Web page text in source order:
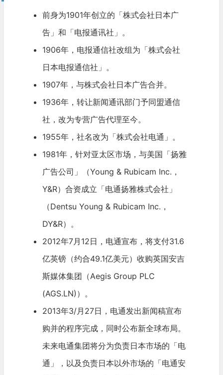
前身为1901年创立的「株式会社日本广
告」和「电报通讯社」。
1906年，电报通信社改组为「株式会社
日本电报通信社」。
1907年，与株式会社日本广告合并。
1936年，转让新闻通讯部门予同盟通信
社，改为专营广告代理至今。
1955年，社名改为「株式会社电通」。
1981年，针对亚太区市场，与美国「扬雅
广告公司」（Young & Rubicam Inc.，
Y&R）合资成立「电通扬雅株式会社」
（Dentsu Young & Rubicam Inc.，
DY&R）。
2012年7月12日，电通宣布，将支付31.6
亿英镑（约合49.1亿美元）收购英国安吉
斯媒体集团（Aegis Group PLC
(AGS.LN)）。
2013年3/月27日，电通发出新闻稿宣布
购并的程序完成，同时公布新全球布局。
未来电通集团将分为负责日本市场的「电
通」，以及负责日本以外市场的「电通安